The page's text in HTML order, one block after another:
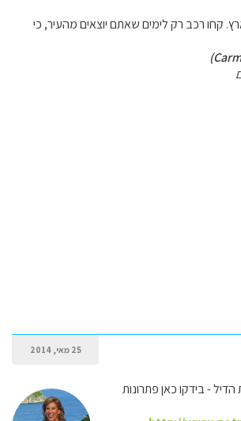
קחו רכב רק לימים שאתם יוצאים מהעיר, כי
25 מאי, 2014
- בידקו כאן פתרונות